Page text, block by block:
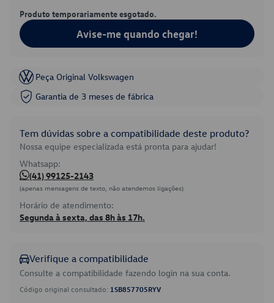
Produto temporariamente esgotado.
Avise-me quando chegar!
Peça Original Volkswagen
Garantia de 3 meses de fábrica
Tem dúvidas sobre a compatibilidade deste produto?
Nossa equipe especializada está pronta para ajudar!
Whatsapp:
(41) 99125-2143
(apenas mensagens de texto, não atendemos ligações)
Horário de atendimento:
Segunda à sexta, das 8h às 17h.
Verifique a compatibilidade
Consulte a compatibilidade fazendo login na sua conta.
Código original consultado: 1SB857705RYV